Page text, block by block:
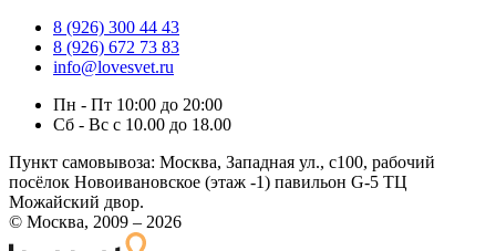
8 (926) 300 44 43
8 (926) 672 73 83
info@lovesvet.ru
Пн - Пт 10:00 до 20:00
Сб - Вс с 10.00 до 18.00
Пункт самовывоза: Москва, Западная ул., с100, рабочий
посёлок Новоивановское (этаж -1) павильон G-5 ТЦ
Можайский двор.
© Москва, 2009 – 2026